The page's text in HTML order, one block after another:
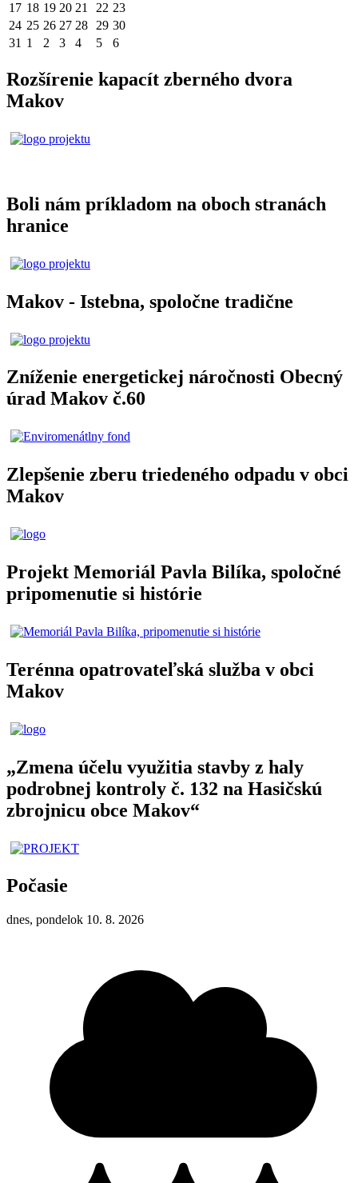
17 18 19 20 21 22 23
24 25 26 27 28 29 30
31 1 2 3 4 5 6
Rozšírenie kapacít zberného dvora
Makov
Boli nám príkladom na oboch stranách
hranice
Makov - Istebna, spoločne tradične
Zníženie energetickej náročnosti Obecný
úrad Makov č.60
Zlepšenie zberu triedeného odpadu v obci
Makov
Projekt Memoriál Pavla Bilíka, spoločné
pripomenutie si histórie
Terénna opatrovateľská služba v obci
Makov
„Zmena účelu využitia stavby z haly
podrobnej kontroly č. 132 na Hasičskú
zbrojnicu obce Makov“
Počasie
dnes, pondelok 10. 8. 2026